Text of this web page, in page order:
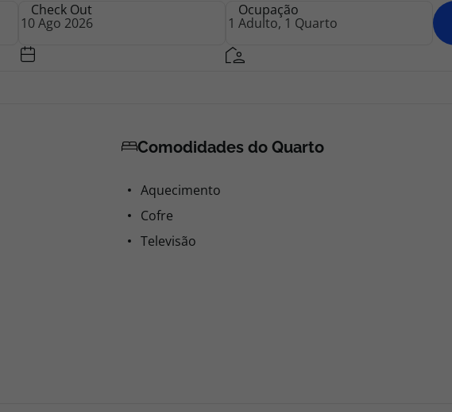
Check Out Ocupação
Comodidades do Quarto
Aquecimento
Cofre
Televisão